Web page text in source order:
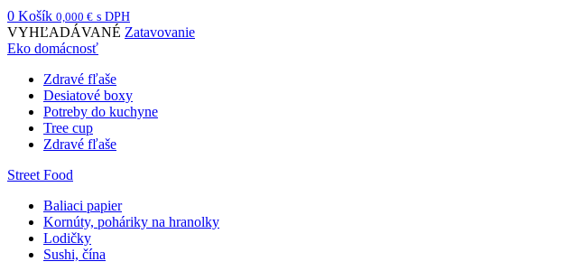
0 Košík 0,000 € s DPH
VYHĽADÁVANÉ Zatavovanie
Eko domácnosť
Zdravé fľaše
Desiatové boxy
Potreby do kuchyne
Tree cup
Zdravé fľaše
Street Food
Baliaci papier
Kornúty, poháriky na hranolky
Lodičky
Sushi, čína